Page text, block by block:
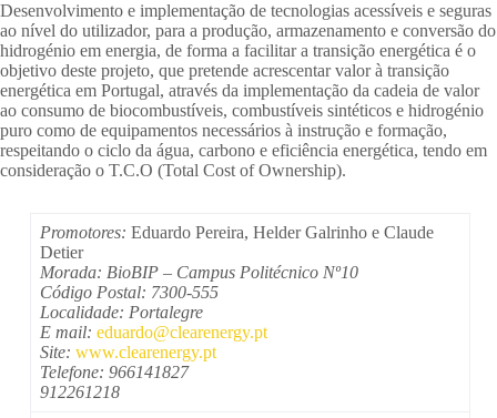
Desenvolvimento e implementação de tecnologias acessíveis e seguras
ao nível do utilizador, para a produção, armazenamento e conversão do
hidrogénio em energia, de forma a facilitar a transição energética é o
objetivo deste projeto, que pretende acrescentar valor à transição
energética em Portugal, através da implementação da cadeia de valor
ao consumo de biocombustíveis, combustíveis sintéticos e hidrogénio
puro como de equipamentos necessários à instrução e formação,
respeitando o ciclo da água, carbono e eficiência energética, tendo em
consideração o T.C.O (Total Cost of Ownership).
Promotores: Eduardo Pereira, Helder Galrinho e Claude
Detier
Morada: BioBIP – Campus Politécnico Nº10
Código Postal: 7300-555
Localidade: Portalegre
E mail: eduardo@clearenergy.pt
Site: www.clearenergy.pt
Telefone: 966141827
912261218